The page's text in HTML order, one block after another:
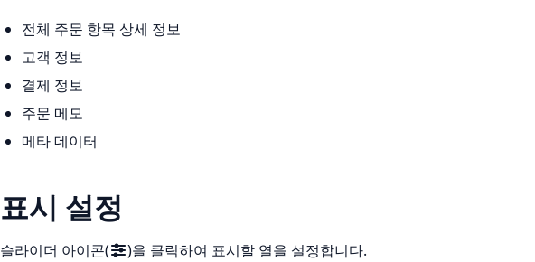
전체 주문 항목 상세 정보
고객 정보
결제 정보
주문 메모
메타 데이터
표시 설정
슬라이더 아이콘( )을 클릭하여 표시할 열을 설정합니다.